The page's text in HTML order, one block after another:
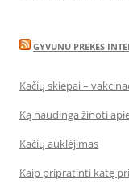
GYVUNU PREKES
Kačių skiepai –
Ką naudinga žinoti
Kačių auklėjimas
Kaip pripratinti katę